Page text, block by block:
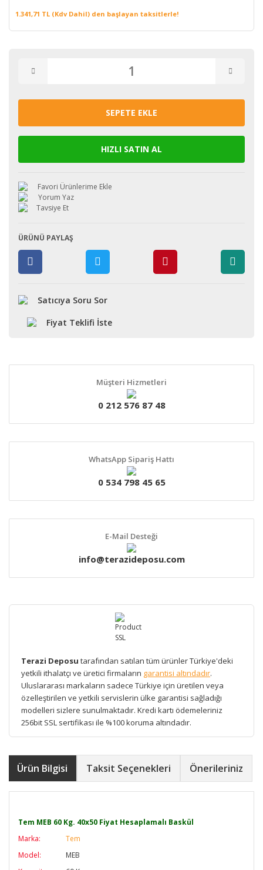
1.341,71 TL (Kdv Dahil) den başlayan taksitlerle!
SEPETE EKLE
HIZLI SATIN AL
Yorum Yaz
Tavsiye Et
ÜRÜNÜ PAYLAŞ
Satıcıya Soru Sor
Fiyat Teklifi İste
Müşteri Hizmetleri
0 212 576 87 48
WhatsApp Sipariş Hattı
0 534 798 45 65
E-Mail Desteği
info@terazideposu.com
Terazi Deposu tarafından satılan tüm ürünler Türkiye'deki
yetkili ithalatçı ve üretici firmaların garantisi altındadır.
Uluslararası markaların sadece Türkiye için üretilen veya
özelleştirilen ve yetkili servislerin ülke garantisi sağladığı
modelleri sizlere sunulmaktadır. Kredi kartı ödemeleriniz
256bit SSL sertifikası ile %100 koruma altındadır.
Ürün Bilgisi Taksit Seçenekleri Önerileriniz
Tem MEB 60 Kg. 40x50 Fiyat Hesaplamalı Baskül
Marka:
Tem
Model:
MEB